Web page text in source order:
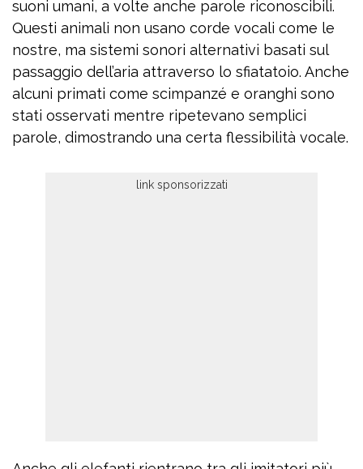
suoni umani, a volte anche parole riconoscibili.
Questi animali non usano corde vocali come le
nostre, ma sistemi sonori alternativi basati sul
passaggio dell’aria attraverso lo sfiatatoio. Anche
alcuni primati come scimpanzé e oranghi sono
stati osservati mentre ripetevano semplici
parole, dimostrando una certa flessibilità vocale.